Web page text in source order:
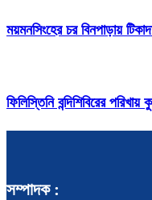
ময়মনসিংহের চর বিনপাড়ায়
ফিলিস্তিনি বন্দিশিবিরের
সম্পাদক :